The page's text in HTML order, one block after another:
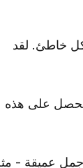
خاطئ. لقد
تحصل على هذه
جمل عميقة -